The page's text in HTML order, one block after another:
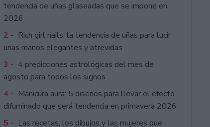
tendencia de uñas glaseadas que se impone en
2026
2 - Rich girl nails: la tendencia de uñas para lucir
unas manos elegantes y atrevidas
3 - 4 predicciones astrológicas del mes de
agosto para todos los signos
4 - Manicura aura: 5 diseños para llevar el efecto
difuminado que será tendencia en primavera 2026
5 - Las recetas, los dibujos y las mujeres que